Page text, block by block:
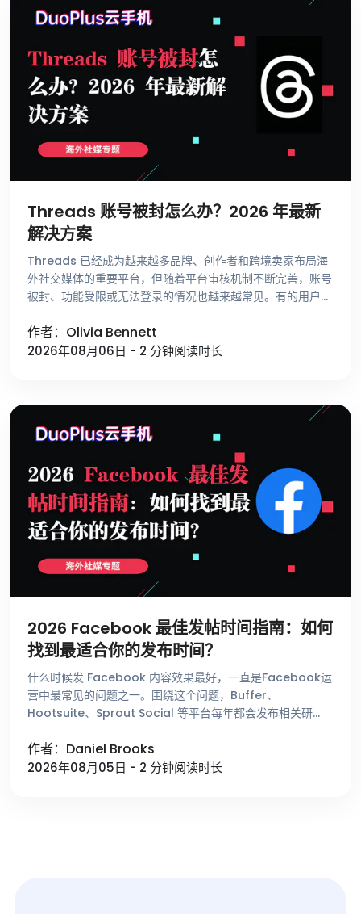
Threads 账号被封怎么办？2026 年最新
解决方案
Threads 已经成为越来越多品牌、创作者和跨境卖家布局海
外社交媒体的重要平台，但随着平台审核机制不断完善，账号
被封、功能受限或无法登录的情况也越来越常见。有的用户刚
法发帖，还有一些用 …
作者：Olivia Bennett
2026年08月06日 - 2 分钟阅读时长
2026 Facebook 最佳发帖时间指南：如何
找到最适合你的发布时间？
什么时候发 Facebook 内容效果最好，一直是Facebook运
营中最常见的问题之一。围绕这个问题，Buffer、
Hootsuite、Sprout Social 等平台每年都会发布相关研
作者：Daniel Brooks
2026年08月05日 - 2 分钟阅读时长